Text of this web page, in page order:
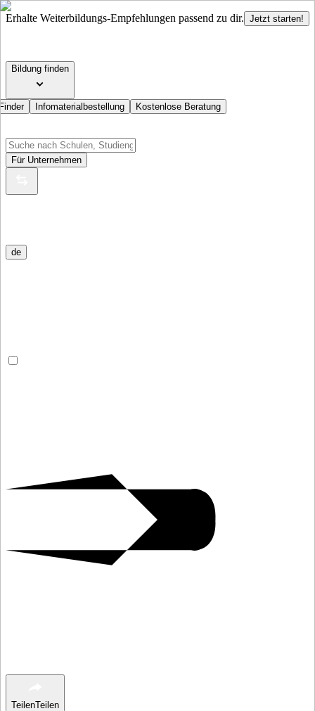
Erhalte Weiterbildungs-Empfehlungen passend zu dir. Jetzt starten!
Bildung finden
Infomaterialbestellung Kostenlose Beratung
Für Unternehmen
de
TeilenTeilen